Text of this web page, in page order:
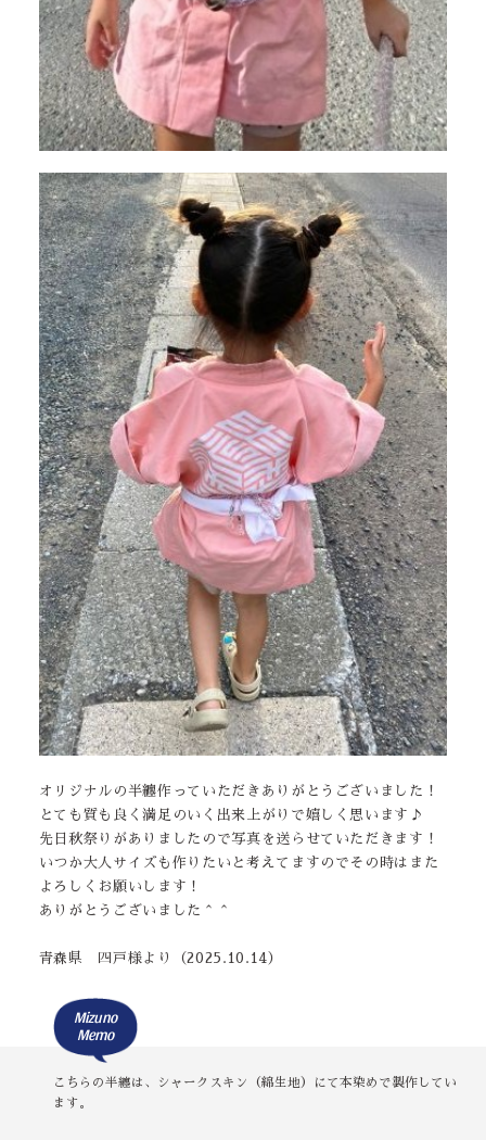
オリジナルの半纏作っていただきありがとうございました！
とても質も良く満足のいく出来上がりで嬉しく思います♪
先日秋祭りがありましたので写真を送らせていただきます！
いつか大人サイズも作りたいと考えてますのでその時はまた
よろしくお願いします！
ありがとうございました＾＾
青森県 四戸様より（2025.10.14）
こちらの半纏は、シャークスキン（綿生地）にて本染めで製作してい
ます。
Mizuno
Memo